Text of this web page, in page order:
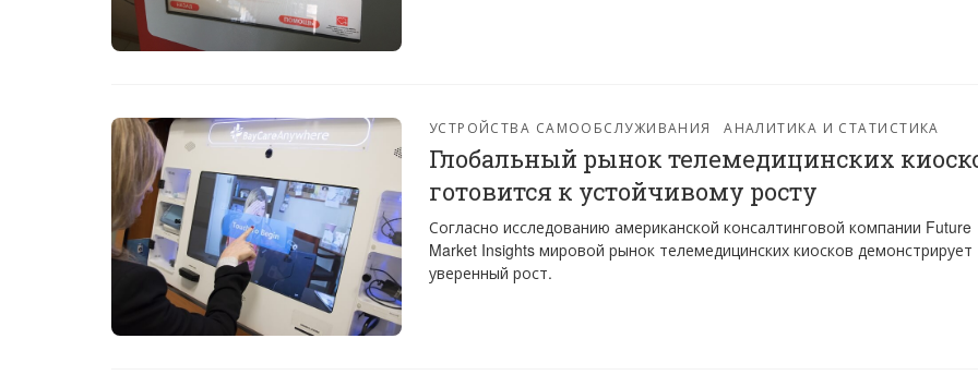
УСТРОЙСТВА САМООБСЛУЖИВАНИЯ АНАЛИТИКА И СТАТИСТИКА
Глобальный рынок телемедицинских
готовится к устойчивому росту
Согласно исследованию американской консалтинговой компании Future
Market Insights мировой рынок телемедицинских киосков демонстрирует
уверенный рост.